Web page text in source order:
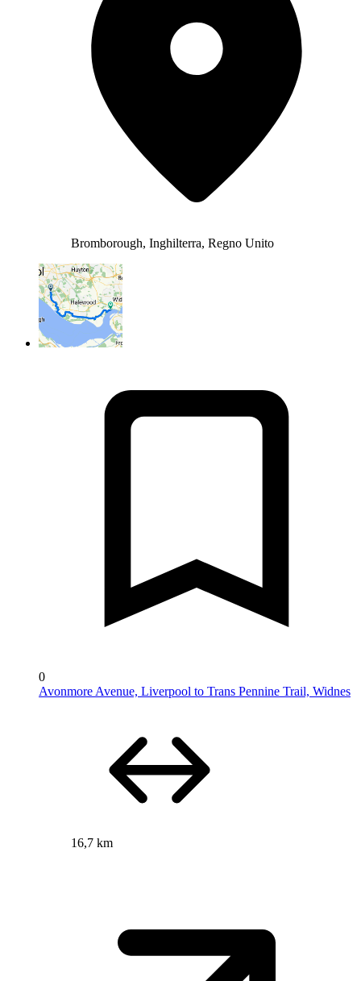
Bromborough, Inghilterra, Regno Unito
0
Avonmore Avenue, Liverpool to Trans Pennine Trail, Widnes
16,7 km